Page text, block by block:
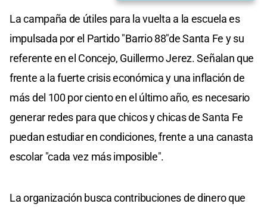
La campaña de útiles para la vuelta a la escuela es
impulsada por el Partido "Barrio 88"de Santa Fe y su
referente en el Concejo, Guillermo Jerez. Señalan que
frente a la fuerte crisis económica y una inflación de
más del 100 por ciento en el último año, es necesario
generar redes para que chicos y chicas de Santa Fe
puedan estudiar en condiciones, frente a una canasta
escolar "cada vez más imposible".
La organización busca contribuciones de dinero que